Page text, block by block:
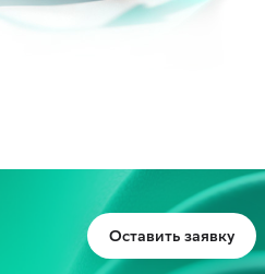
Оставить заявку